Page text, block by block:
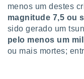
menos um destes
magnitude 7,5 ou
sido gerado um
pelo menos um
ou mais mortes;